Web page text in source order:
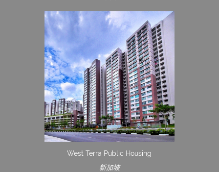
West Terra Public Housing
新加坡